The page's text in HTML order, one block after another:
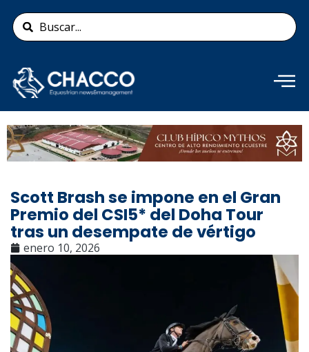
contenido
Search
...
Añade aquí tu texto de
cabecera
Scott Brash se impone en el Gran
Premio del CSI5* del Doha Tour
tras un desempate de vértigo
enero 10, 2026